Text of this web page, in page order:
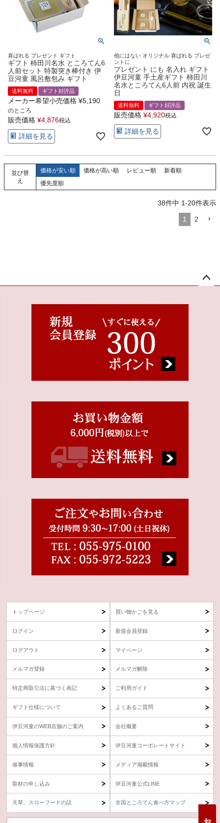
喜ばれる プレゼント ギフト
ギフト 柿田川名水 ところてん6
人前セット 特製突き棒付き 伊
豆河童 風呂敷包み ギフト
送料無料 ギフト好評品
メーカー希望小売価格 ¥5,190
のところ
販売価格 ¥4,876税込
詳細を見る
他にはない オリジナル 喜ばれる プレゼ
ントに
プレゼント にも 名入れ ギフト
伊豆河童 手土産ギフト 柿田川
名水ところてん6人前 内祝 誕生
日
送料無料 ギフト好評品
販売価格 ¥4,920税込
詳細を見る
並び替
え
価格が安い順 価格が高い順 レビュー順
新着順
優先度順
38件中 1-20件表示
1 2
トップページ 買い物かごを見る
ログイン 新規会員登録
ログアウト マイページ
メルマガ登録 メルマガ解除
特定商取引法に基づく表記 ご利用ガイド
ギフト仕様について よくあるご質問
伊豆河童のWEB店舗のご案内 会社概要
個人情報保護方針 伊豆河童コーポレートサイト
催事情報 メディア掲載情報
取材の申し込み 伊豆河童公式LINE
天草、スローフードの話 全国ところてん食べ方マップ